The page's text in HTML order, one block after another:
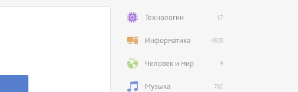
Технологии 17
Информатика 4328
Человек и мир 9
Музыка 782